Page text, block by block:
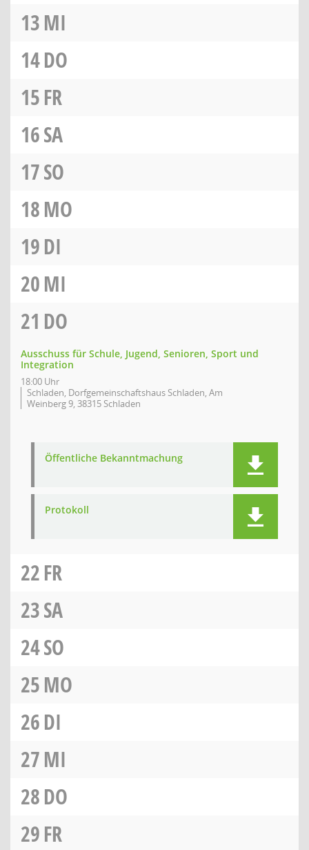
13MI
14DO
15FR
16SA
17SO
18MO
19DI
20MI
21 DO
Ausschuss für Schule, Jugend, Senioren, Sport und
Integration
18:00 Uhr
Schladen, Dorfgemeinschaftshaus Schladen, Am
Weinberg 9, 38315 Schladen
Öffentliche Bekanntmachung
Protokoll
22FR
23SA
24SO
25MO
26DI
27MI
28DO
29FR